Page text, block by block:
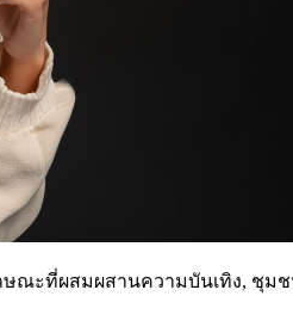
ะที่ผสมผสานความบันเทิง, ชุม